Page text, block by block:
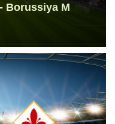
Borussiya M